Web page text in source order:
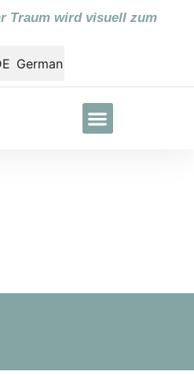
Traum wird visuell zum
German